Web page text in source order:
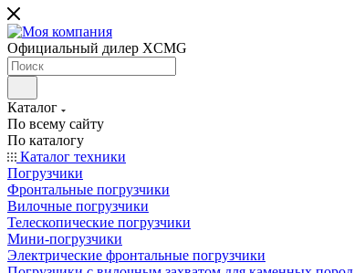
Официальный дилер XCMG
Каталог
По всему сайту
По каталогу
Каталог техники
Погрузчики
Фронтальные погрузчики
Вилочные погрузчики
Телескопические погрузчики
Мини-погрузчики
Электрические фронтальные погрузчики